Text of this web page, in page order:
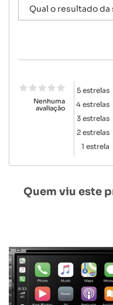
Nenhuma
avaliação
5 estrelas
4 estrelas
3 estrelas
2 estrelas
1 estrela
Quem viu este